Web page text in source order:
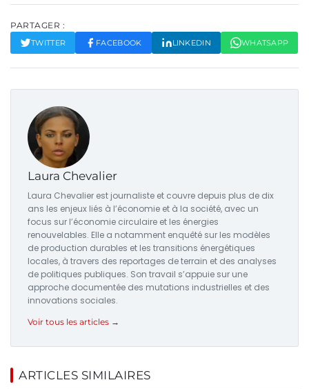
PARTAGER :
TWITTER FACEBOOK LINKEDIN WHATSAPP
Laura Chevalier
Laura Chevalier est journaliste et couvre depuis plus de dix
ans les enjeux liés à l’économie et à la société, avec un
focus sur l’économie circulaire et les énergies
renouvelables. Elle a notamment enquêté sur les modèles
de production durables et les transitions énergétiques
locales, à travers des reportages de terrain et des analyses
de politiques publiques. Son travail s’appuie sur une
approche documentée des mutations industrielles et des
innovations sociales.
Voir tous les articles →
ARTICLES SIMILAIRES